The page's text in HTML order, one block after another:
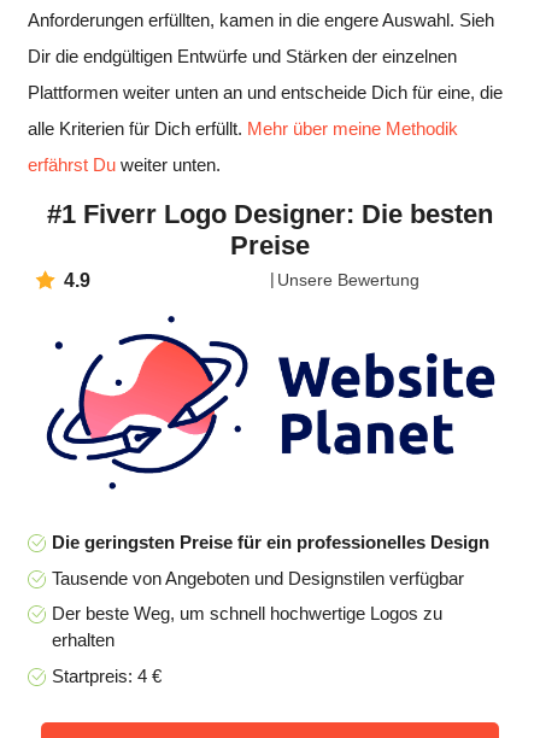
Anforderungen erfüllten, kamen in die engere Auswahl. Sieh
Dir die endgültigen Entwürfe und Stärken der einzelnen
Plattformen weiter unten an und entscheide Dich für eine, die
alle Kriterien für Dich erfüllt. Mehr über meine Methodik
erfährst Du weiter unten.
#1 Fiverr Logo Designer: Die besten
Preise
4.9 Unsere Bewertung
Die geringsten Preise für ein professionelles Design
Tausende von Angeboten und Designstilen verfügbar
Der beste Weg, um schnell hochwertige Logos zu
erhalten
Startpreis: 4 €